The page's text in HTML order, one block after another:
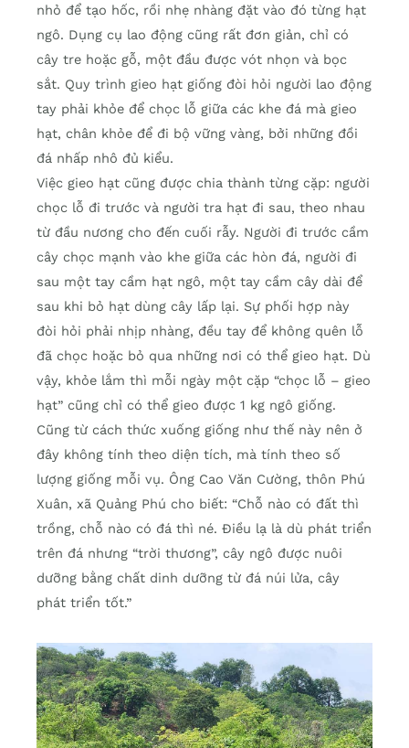
nhỏ để tạo hốc, rồi nhẹ nhàng đặt vào đó từng hạt
ngô. Dụng cụ lao động cũng rất đơn giản, chỉ có
cây tre hoặc gỗ, một đầu được vót nhọn và bọc
sắt. Quy trình gieo hạt giống đòi hỏi người lao động
tay phải khỏe để chọc lỗ giữa các khe đá mà gieo
hạt, chân khỏe để đi bộ vững vàng, bởi những đồi
đá nhấp nhô đủ kiểu.
Việc gieo hạt cũng được chia thành từng cặp: người
chọc lỗ đi trước và người tra hạt đi sau, theo nhau
từ đầu nương cho đến cuối rẫy. Người đi trước cầm
cây chọc mạnh vào khe giữa các hòn đá, người đi
sau một tay cầm hạt ngô, một tay cầm cây dài để
sau khi bỏ hạt dùng cây lấp lại. Sự phối hợp này
đòi hỏi phải nhịp nhàng, đều tay để không quên lỗ
đã chọc hoặc bỏ qua những nơi có thể gieo hạt. Dù
vậy, khỏe lắm thì mỗi ngày một cặp “chọc lỗ – gieo
hạt” cũng chỉ có thể gieo được 1 kg ngô giống.
Cũng từ cách thức xuống giống như thế này nên ở
đây không tính theo diện tích, mà tính theo số
lượng giống mỗi vụ. Ông Cao Văn Cường, thôn Phú
Xuân, xã Quảng Phú cho biết: “Chỗ nào có đất thì
trồng, chỗ nào có đá thì né. Điều lạ là dù phát triển
trên đá nhưng “trời thương”, cây ngô được nuôi
dưỡng bằng chất dinh dưỡng từ đá núi lửa, cây
phát triển tốt.”